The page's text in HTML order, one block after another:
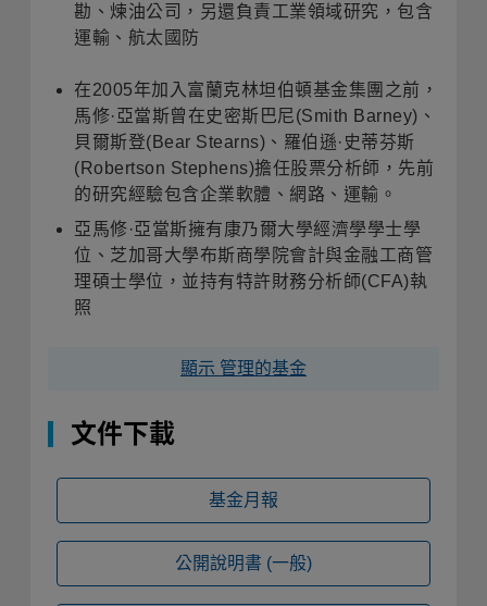
勘、煉油公司，另還負責工業領域研究，包含
運輸、航太國防
在2005年加入富蘭克林坦伯頓基金集團之前，
馬修· 亞當斯曾在史密斯巴尼(Smith Barney) 、
貝爾斯登(Bear Stearns) 、羅伯遜· 史蒂芬斯
(Robertson Stephens)擔任股票分析師，先前
的研究經驗包含企業軟體、網路、運輸。
亞馬修·亞當斯擁有康乃爾大學經濟學學士學
位、芝加哥大學布斯商學院會計與金融工商管
理碩士學位，並持有特許財務分析師(CFA)執
照
顯示 管理的基金
文件下載
基金月報
公開說明書 (一般)